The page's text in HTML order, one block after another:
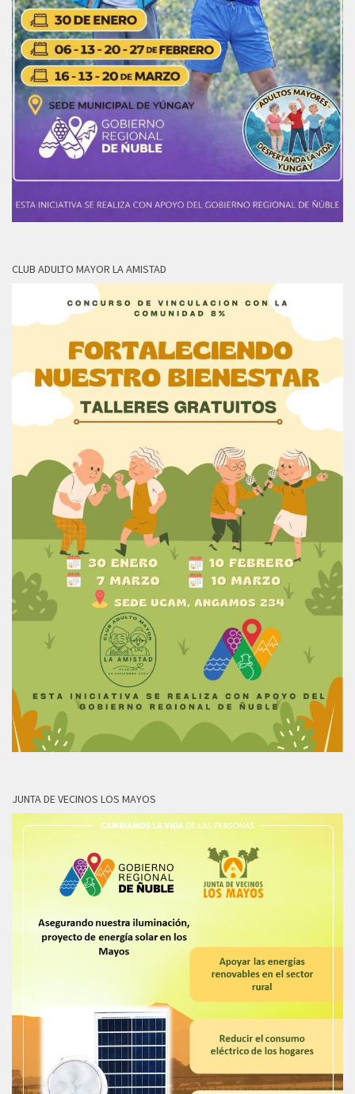
CLUB ADULTO MAYOR LA AMISTAD
JUNTA DE VECINOS LOS MAYOS